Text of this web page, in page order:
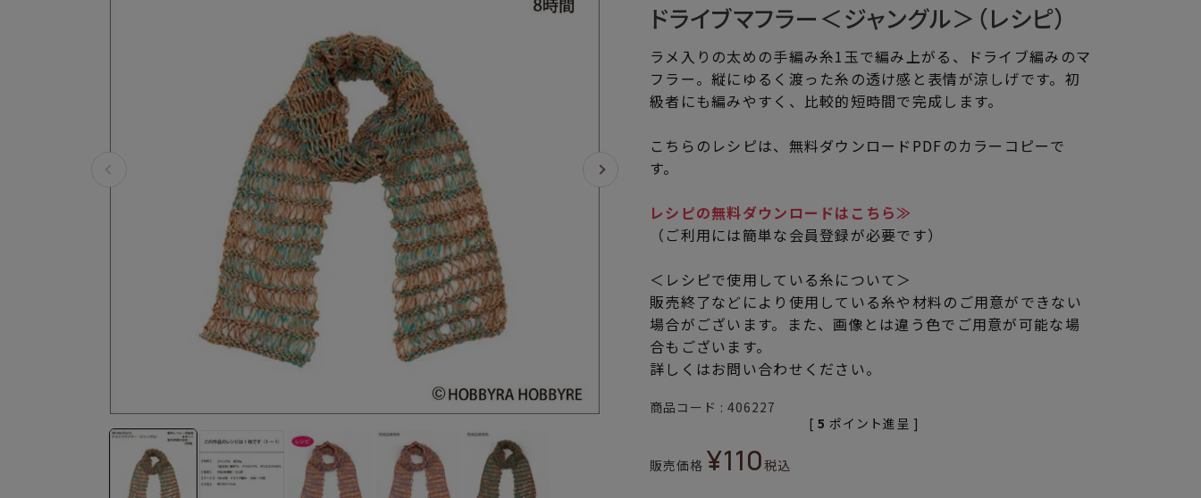
ドライブマフラー＜ジャングル＞（レシピ）
ラメ入りの太めの手編み糸1玉で編み上がる、ドライブ編みのマ
フラー。縦にゆるく渡った糸の透け感と表情が涼しげです。初
級者にも編みやすく、比較的短時間で完成します。
こちらのレシピは、無料ダウンロードPDFのカラーコピーで
す。
レシピの無料ダウンロードはこちら≫
（ご利用には簡単な会員登録が必要です）
＜レシピで使用している糸について＞
販売終了などにより使用している糸や材料のご用意ができない
場合がございます。また、画像とは違う色でご用意が可能な場
合もございます。
詳しくはお問い合わせください。
商品コード 406227
販売価格 ¥110税込
[ 5 ポイント進呈 ]